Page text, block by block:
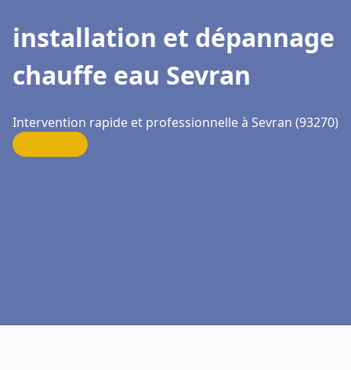
installation et dépannage
chauffe eau Sevran
Intervention rapide et professionnelle à Sevran (93270)